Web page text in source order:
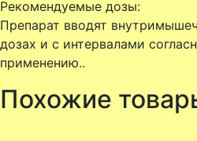
Рекомендуемые дозы:
Препарат вводят
дозах и с интервалами
применению..
Похожие